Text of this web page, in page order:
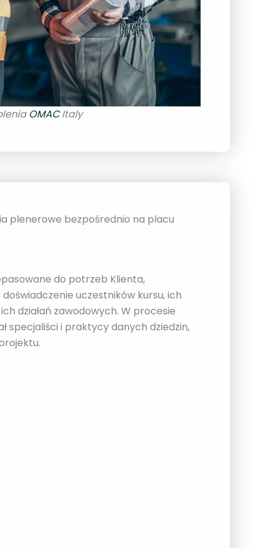
OMACItaly
plenerowe bezpośrednio na placu
do potrzeb Klienta,
uczestników kursu, ich
działań zawodowych. W procesie
specjaliści i praktycy danych dziedzin,